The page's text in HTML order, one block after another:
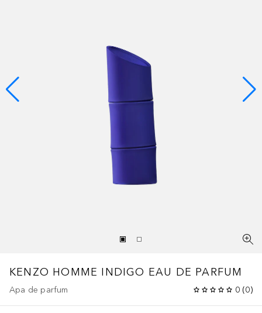
KENZO HOMME INDIGO EAU DE PARFUM
Apa de parfum 0 (0)